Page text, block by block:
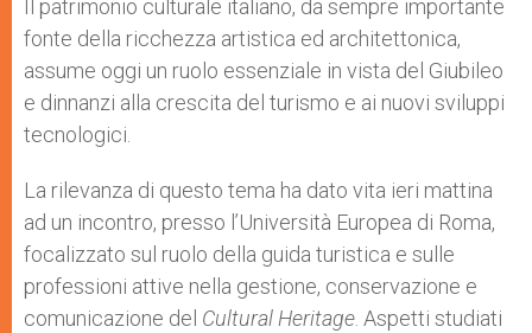
p e
r
k
Il patrimonio culturale italiano, da sempre importante
fonte della ricchezza artistica ed architettonica,
assume oggi un ruolo essenziale in vista del Giubileo
e dinnanzi alla crescita del turismo e ai nuovi sviluppi
tecnologici.
La rilevanza di questo tema ha dato vita ieri mattina
ad un incontro, presso l’Università Europea di Roma,
focalizzato sul ruolo della guida turistica e sulle
professioni attive nella gestione, conservazione e
comunicazione del Cultural Heritage . Aspetti studiati